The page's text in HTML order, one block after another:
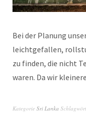
Bei der Planung
leichtgefallen,
zu finden, die nicht
waren. Da wir
Kategorie Sri Lanka